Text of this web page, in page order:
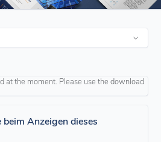
at the moment. Please use the download
beim Anzeigen dieses